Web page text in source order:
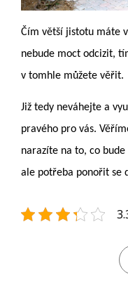
Čím větší jistotu máte
nebude moct odcizit,
v tomhle můžete věřit.
Již tedy neváhejte a
pravého pro vás.
narazíte na to, co bude
ale potřeba ponořit se